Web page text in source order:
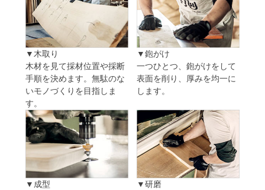
▼木取り
木材を見て採材位置や採断
手順を決めます。無駄のな
いモノづくりを目指しま
す。
▼鉋がけ
一つひとつ、鉋がけをして
表面を削り、厚みを均一に
します。
▼成型
▼研磨